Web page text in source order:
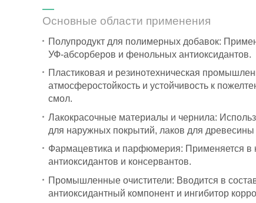
Основные области применения
Полупродукт для полимерных добавок:
УФ-абсорберов и фенольных антиоксидантов.
Пластиковая и резинотехническая
атмосферостойкость и устойчивость к
смол.
Лакокрасочные материалы и чернила:
для наружных покрытий, лаков для древесины
Фармацевтика и парфюмерия: Применяется в
антиоксидантов и консервантов.
Промышленные очистители: Вводится в
антиоксидантный компонент и ингибитор